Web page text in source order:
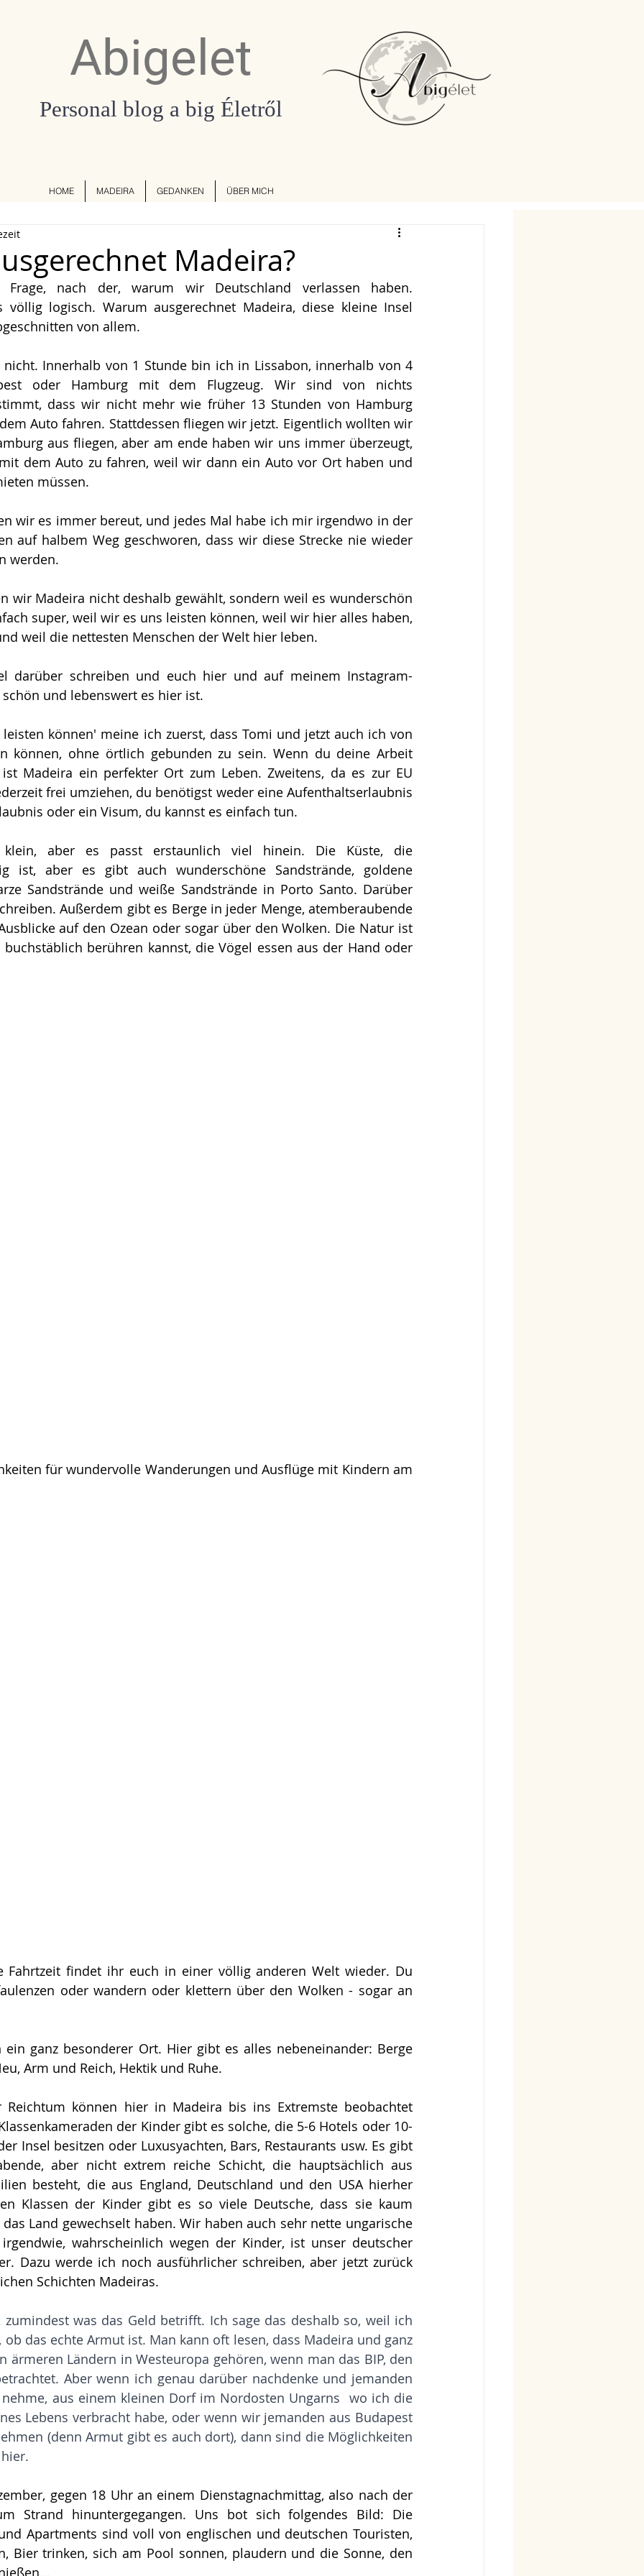
Abigelet
Personal blog a big Életről
HOME MADEIRA GEDANKEN ÜBER MICH
Madeira?
Frage, nach der, warum wir Deutschland verlassen haben.
völlig logisch. Warum ausgerechnet Madeira, diese kleine Insel
von allem.
Innerhalb von 1 Stunde bin ich in Lissabon, innerhalb von 4
oder Hamburg mit dem Flugzeug. Wir sind von nichts
dass wir nicht mehr wie früher 13 Stunden von Hamburg
Auto fahren. Stattdessen fliegen wir jetzt. Eigentlich wollten wir
aus fliegen, aber am ende haben wir uns immer überzeugt,
dem Auto zu fahren, weil wir dann ein Auto vor Ort haben und
müssen.
wir es immer bereut, und jedes Mal habe ich mir irgendwo in der
auf halbem Weg geschworen, dass wir diese Strecke nie wieder
werden.
wir Madeira nicht deshalb gewählt, sondern weil es wunderschön
super, weil wir es uns leisten können, weil wir hier alles haben,
weil die nettesten Menschen der Welt hier leben.
darüber schreiben und euch hier und auf meinem Instagram-
und lebenswert es hier ist.
können' meine ich zuerst, dass Tomi und jetzt auch ich von
können, ohne örtlich gebunden zu sein. Wenn du deine Arbeit
Madeira ein perfekter Ort zum Leben. Zweitens, da es zur EU
frei umziehen, du benötigst weder eine Aufenthaltserlaubnis
oder ein Visum, du kannst es einfach tun.
aber es passt erstaunlich viel hinein. Die Küste, die
ist, aber es gibt auch wunderschöne Sandstrände, goldene
Sandstrände und weiße Sandstrände in Porto Santo. Darüber
Außerdem gibt es Berge in jeder Menge, atemberaubende
auf den Ozean oder sogar über den Wolken. Die Natur ist
berühren kannst, die Vögel essen aus der Hand oder
für wundervolle Wanderungen und Ausflüge mit Kindern am
Fahrtzeit findet ihr euch in einer völlig anderen Welt wieder. Du
oder wandern oder klettern über den Wolken - sogar an
ganz besonderer Ort. Hier gibt es alles nebeneinander: Berge
Arm und Reich, Hektik und Ruhe.
können hier in Madeira bis ins Extremste beobachtet
der Kinder gibt es solche, die 5-6 Hotels oder 10-
Insel besitzen oder Luxusyachten, Bars, Restaurants usw. Es gibt
aber nicht extrem reiche Schicht, die hauptsächlich aus
besteht, die aus England, Deutschland und den USA hierher
Klassen der Kinder gibt es so viele Deutsche, dass sie kaum
Land gewechselt haben. Wir haben auch sehr nette ungarische
wahrscheinlich wegen der Kinder, ist unser deutscher
Dazu werde ich noch ausführlicher schreiben, aber jetzt zurück
Schichten Madeiras.
zumindest was das Geld betrifft. Ich sage das deshalb so, weil ich
das echte Armut ist. Man kann oft lesen, dass Madeira und ganz
ärmeren Ländern in Westeuropa gehören, wenn man das BIP, den
Aber wenn ich genau darüber nachdenke und jemanden
aus einem kleinen Dorf im Nordosten Ungarns  wo ich die
Lebens verbracht habe, oder wenn wir jemanden aus Budapest
(denn Armut gibt es auch dort), dann sind die Möglichkeiten
gegen 18 Uhr an einem Dienstagnachmittag, also nach der
Strand hinuntergegangen. Uns bot sich folgendes Bild: Die
Apartments sind voll von englischen und deutschen Touristen,
Bier trinken, sich am Pool sonnen, plaudern und die Sonne, den